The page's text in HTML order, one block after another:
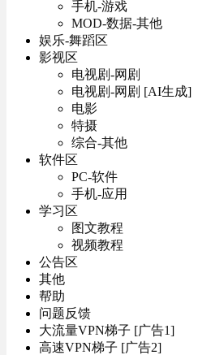
手机-游戏
MOD-数据-其他
娱乐-舞蹈区
影视区
电视剧-网剧
电视剧-网剧 [AI生成]
电影
特摄
综合-其他
软件区
PC-软件
手机-应用
学习区
图文教程
视频教程
公告区
其他
帮助
问题反馈
大流量VPN梯子 [广告1]
高速VPN梯子 [广告2]